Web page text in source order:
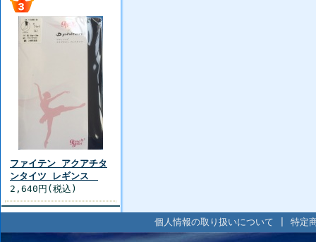
ファイテン アクアチタ
ンタイツ レギンス
2,640円(税込)
個人情報の取り扱いについて 特定